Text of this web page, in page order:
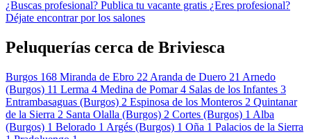
¿Buscas profesional? Publica tu vacante gratis ¿Eres profesional?
Déjate encontrar por los salones
Peluquerías cerca de Briviesca
Burgos 168 Miranda de Ebro 22 Aranda de Duero 21 Arnedo
(Burgos) 11 Lerma 4 Medina de Pomar4 Salas de los Infantes 3
Entrambasaguas (Burgos) 2 Espinosa de los Monteros 2 Quintanar
de la Sierra 2 Santa Olalla (Burgos) 2 Cortes (Burgos) 1 Alba
(Burgos) 1 Belorado 1 Argés (Burgos) 1 Oña 1 Palacios de la Sierra